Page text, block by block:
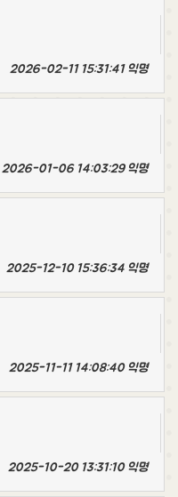
2026-02-11 15:31:41 익명
2026-01-06 14:03:29 익명
2025-12-10 15:36:34 익명
2025-11-11 14:08:40 익명
2025-10-20 13:31:10 익명